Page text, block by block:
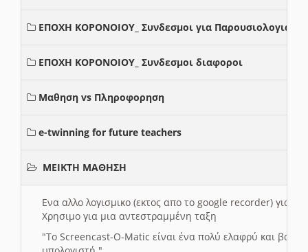
ΕΠΟΧΗ ΚΟΡΟΝΟΙΟΥ_ Συνδεσμοι για Παρουσιολογια
ΕΠΟΧΗ ΚΟΡΟΝΟΙΟΥ_ Συνδεσμοι διαφοροι
Μαθηση vs Πληροφορηση
e-twinning for future teachers
ΜΕΙΚΤΗ ΜΑΘΗΣΗ
Ενα αλλο λογισμικο (εκτος απο το google recorder) για
Χρησιμο για μια αντεστραμμένη ταξη
"To Screencast-O-Matic είναι ένα πολύ ελαφρύ και